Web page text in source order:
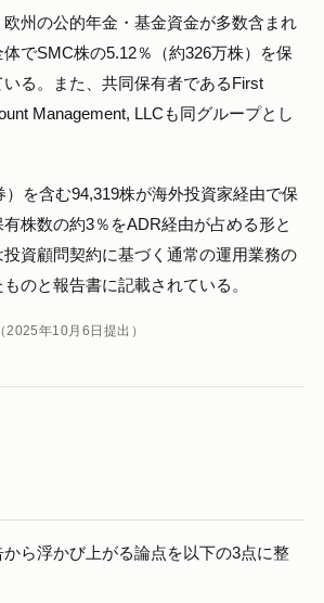
州の公的年金・基金資金が多数含まれ
でSMC株の5.12％（約326万株）を保
る。また、共同保有者であるFirst
Management, LLCも同グループとし
を含む94,319株が海外投資家経由で保
株数の約3％をADR経由が占める形と
資顧問契約に基づく通常の運用業務の
のと報告書に記載されている。
2025年10月6日提出）
ら浮かび上がる論点を以下の3点に整